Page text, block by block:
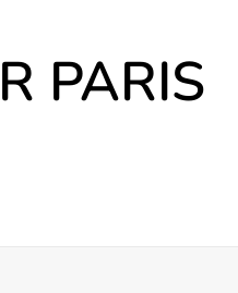
PARIS